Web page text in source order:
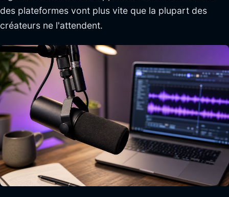
des plateformes vont plus vite que la plupart des
créateurs ne l'attendent.